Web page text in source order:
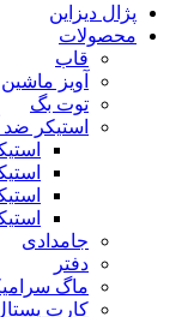
پژال دیزاین
محصولات
قاب
آویز ماشین
توت بگ
استیکر
جامدادی
دفتر
ماگ
کارت